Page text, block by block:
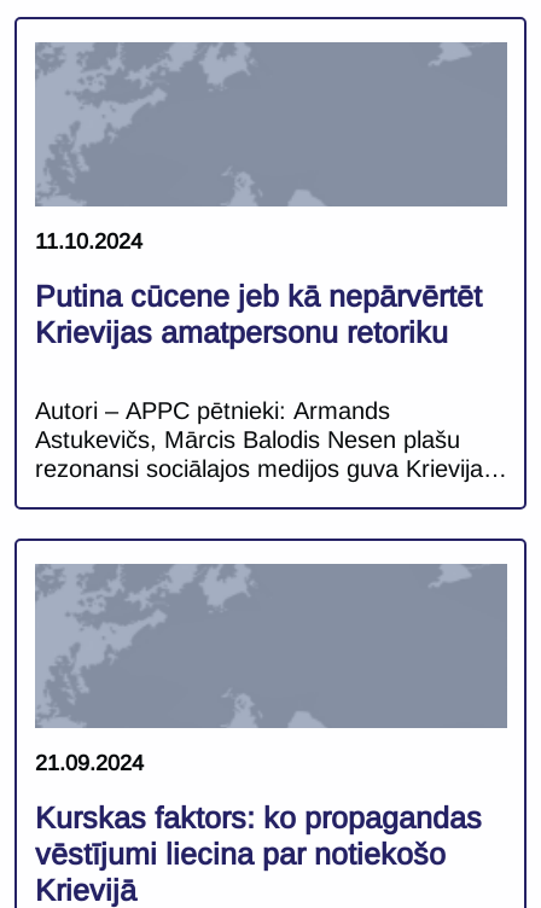
drošības situācija pēdējo trīs gadu laikā ir
būtiski pasliktinājusies. Lai gan Krievijas
spēki Ukrainā pašlaik cieš ievērojamus
zaudējumus un tiem būs nepieciešams
laiks, […]
11.10.2024
Putina cūcene jeb kā nepārvērtēt
Krievijas amatpersonu retoriku
Autori – APPC pētnieki: Armands
Astukevičs, Mārcis Balodis Nesen plašu
rezonansi sociālajos medijos guva Krievijas
sociālo mediju lietotāju to traktējot teju par
kara draudu pieteikšanu. Šis ir svarīgs
mirklis, kurā plašākā kontekstā atskatīties
uz Krievijas amatpersonu vērsto retoriku
pret Latviju un tās […]
21.09.2024
Kurskas faktors: ko propagandas
vēstījumi liecina par notiekošo
Krievijā